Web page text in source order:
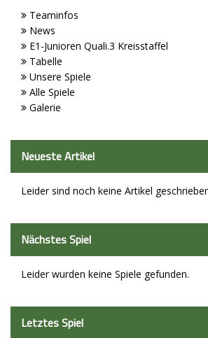
Teaminfos
News
E1-Junioren Quali.3 Kreisstaffel
Tabelle
Unsere Spiele
Alle Spiele
Galerie
Neueste Artikel
Leider sind noch keine Artikel
Nächstes Spiel
Leider wurden keine Spiele gefunden.
Letztes Spiel